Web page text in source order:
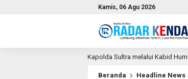
Kamis, 06 Agu 2026
kepada Kapolda Sultra melalui Kabid Humas 5 jam
Beranda Headline News